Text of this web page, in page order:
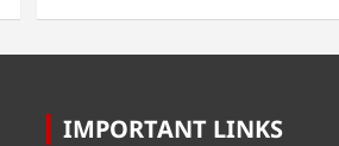
IMPORTANT LINKS